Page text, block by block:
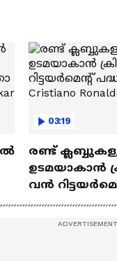
|
03:19
രണ്ട്‌
ഉടമയാകാന്‍
വന്‍
പദ്ധതികള്‍ |